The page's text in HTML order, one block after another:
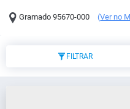
Gramado 95670-000 (Ver no
FILTRAR